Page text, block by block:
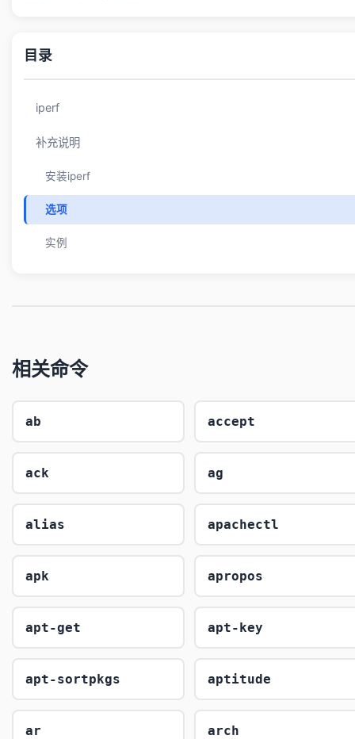
目录
iperf
补充说明
安装iperf
选项
实例
相关命令
ab accept
ack ag
alias apachectl
apk apropos
apt-get apt-key
apt-sortpkgs aptitude
ar arch